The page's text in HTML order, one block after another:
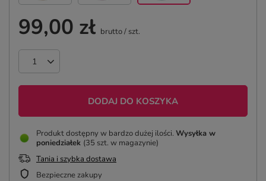
99,00 zł brutto/ szt.
DODAJ DO KOSZYKA
Produkt dostępny w bardzo dużej ilości Wysyłka w
poniedziałek (35 szt. w magazynie)
Tania i szybka dostawa
Bezpieczne zakupy